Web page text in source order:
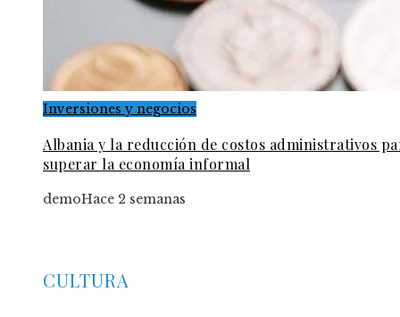
Inversiones y negocios
Albania y la reducción de costos administrativos
superar la economía informal
demoHace 2 semanas
CULTURA